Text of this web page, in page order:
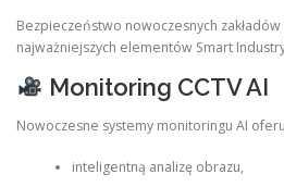
Bezpieczeństwo nowoczesnych
najważniejszych elementów Smart
Monitoring CCTV AI
Nowoczesne systemy monitoringu AI
inteligentną analizę obrazu,